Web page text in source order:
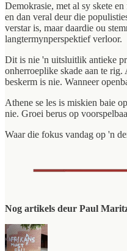
Demokrasie, met al sy skete
en dan veral deur die
verstar is, maar daardie ou
langtermynperspektief verloor.
Dit is nie 'n uitsluitlik antieke
onherroeplike skade aan te
beskerm is nie. Wanneer
Athene se les is miskien baie
nie. Groei berus op
Waar die fokus vandag op 'n
Nog artikels deur Paul